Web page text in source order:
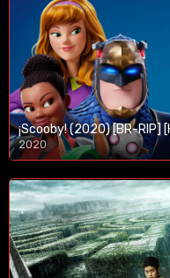
¡Scooby! (2020) [BR-RIP]
2020
1080p/720p